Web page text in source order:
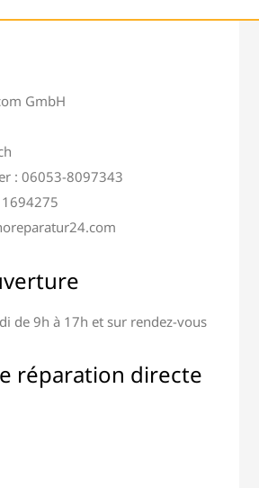
de Tous les
GmbH
: 06053-8097343
de 9h à 17h et sur rendez-vous
réparation directe